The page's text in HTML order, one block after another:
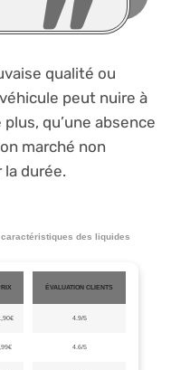
qualité ou
peut nuire à
qu’une absence
marché non
durée.
des liquides
ÉVALUATION CLIENTS
4.9/5
4.6/5